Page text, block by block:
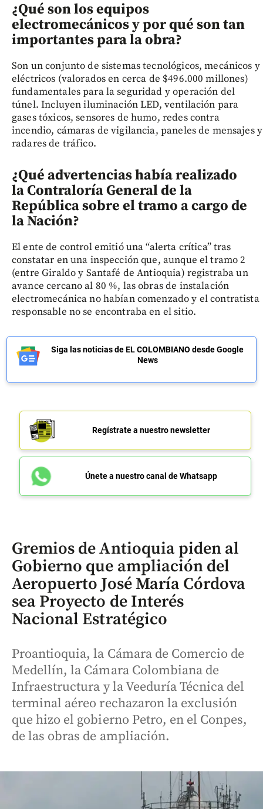
¿Qué son los equipos
electromecánicos y por qué son tan
importantes para la obra?
Son un conjunto de sistemas tecnológicos, mecánicos y
eléctricos (valorados en cerca de $496.000 millones)
fundamentales para la seguridad y operación del
túnel. Incluyen iluminación LED, ventilación para
gases tóxicos, sensores de humo, redes contra
incendio, cámaras de vigilancia, paneles de mensajes y
radares de tráfico.
¿Qué advertencias había realizado
la Contraloría General de la
República sobre el tramo a cargo de
la Nación?
El ente de control emitió una “alerta crítica” tras
constatar en una inspección que, aunque el tramo 2
(entre Giraldo y Santafé de Antioquia) registraba un
avance cercano al 80 %, las obras de instalación
electromecánica no habían comenzado y el contratista
responsable no se encontraba en el sitio.
Siga las noticias de EL COLOMBIANO desde Google
News
Regístrate a nuestro newsletter
Únete a nuestro canal de Whatsapp
Gremios de Antioquia piden al
Gobierno que ampliación del
Aeropuerto José María Córdova
sea Proyecto de Interés
Nacional Estratégico
Proantioquia, la Cámara de Comercio de
Medellín, la Cámara Colombiana de
Infraestructura y la Veeduría Técnica del
terminal aéreo rechazaron la exclusión
que hizo el gobierno Petro, en el Conpes,
de las obras de ampliación.